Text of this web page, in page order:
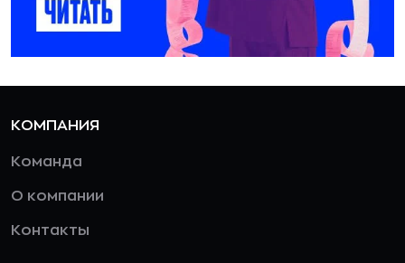
КОМПАНИЯ
Команда
О компании
Контакты